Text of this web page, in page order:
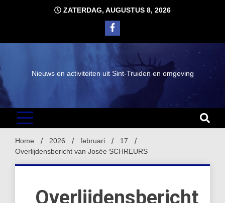
ZATERDAG, AUGUSTUS 8, 2026
Nieuws en activiteiten uit Sint-Truiden en omgeving
Home 2026 februari
17
Overlijdensbericht van Josée SCHREURS
Overlijdensbericht